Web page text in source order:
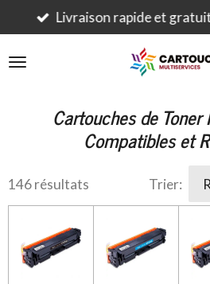
Passer
au
contenu
Livraison rapide et
Cartouches de Toner
Compatibles et
146 résultats Trier: